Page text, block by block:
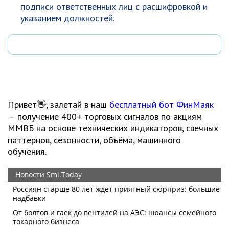
подписи ответственных лиц с расшифровкой и
указанием должностей.
Привет👋, залетай в наш бесплатный бот ФинМаяк
— получение 400+ торговых сигналов по акциям
ММВБ на основе технических индикаторов, свечных
паттернов, сезонности, объёма, машинного
обучения.